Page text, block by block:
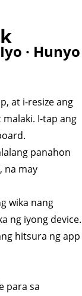
· Hunyo
at i-resize ang
I-tap ang
panahon
na may
wika nang
ng iyong device.
hitsura ng app
para sa